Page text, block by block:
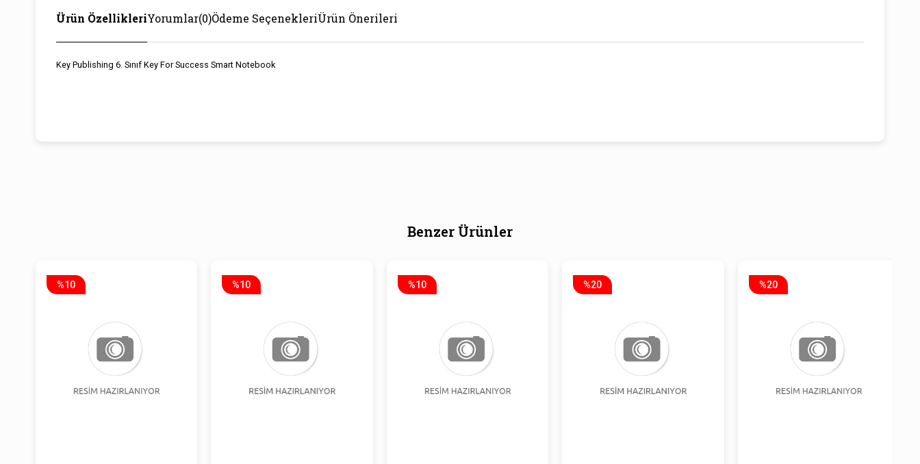
Ürün ÖzellikleriYorumlar(0)Ödeme SeçenekleriÜrün Önerileri
Key Publishing 6. Sınıf Key For Success Smart Notebook
Benzer Ürünler
%10 %10 %10 %20 %20